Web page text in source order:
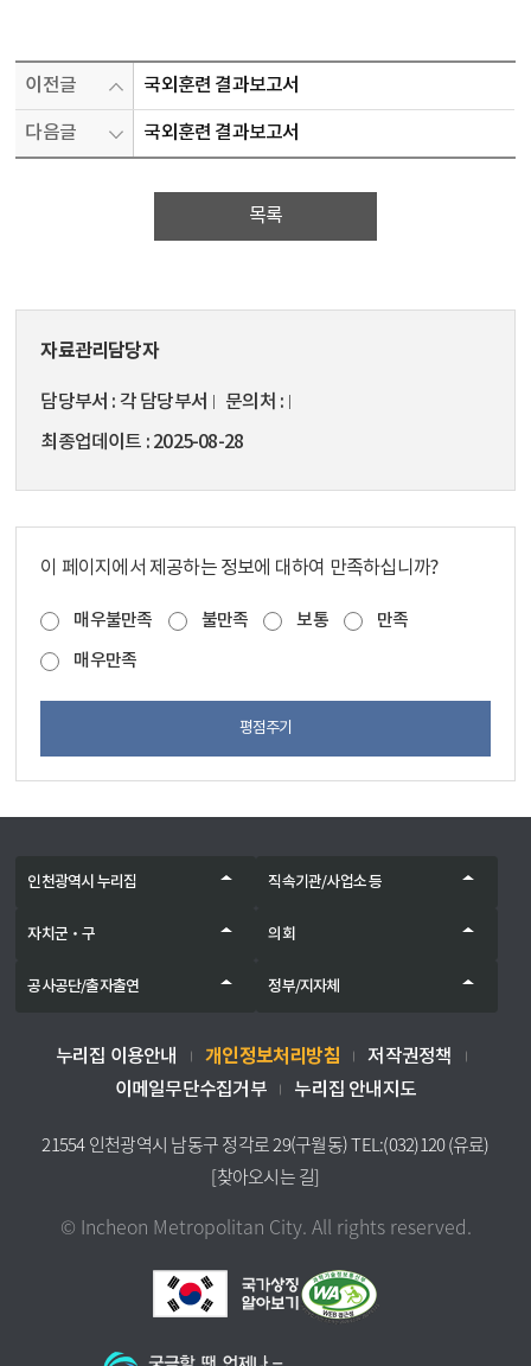
⑤-3. 여규창_국외훈련결과보고서_
지식재산권 증대 및 도시브랜드가치
제고_opt.pdf
이전글 국외훈련 결과보고서
다음글 국외훈련 결과보고서
목록
자료관리담당자
담당부서 각 담당부서
문의처
최종업데이트
2025-08-28
이 페이지에서 제공하는 정보에 대하여 만족하십니까?
매우불만족 불만족 보통
만족
매우만족
평점주기
인천광역시 누리집 직속기관/사업소 등
자치군‧구 의회
공사공단/출자출연 정부/지자체
누리집 이용안내 개인정보처리방침
저작권정책
이메일무단수집거부
누리집 안내지도
21554 인천광역시 남동구 정각로 29(구월동) TEL:(032)120 (유료)
[찾아오시는 길]
© Incheon Metropolitan City. All rights reserved.